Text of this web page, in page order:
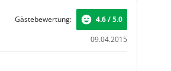
09.04.2015
Gästebewertung: 4.6 / 5.0